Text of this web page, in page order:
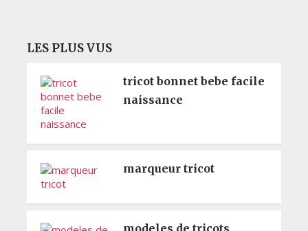
LES PLUS VUS
tricot bonnet bebe facile
naissance
marqueur tricot
modeles de tricots